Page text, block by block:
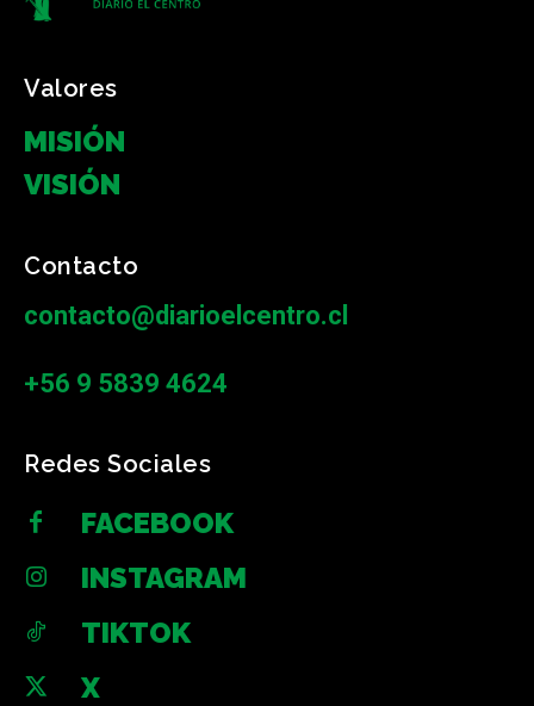
Valores
MISIÓN
VISIÓN
Contacto
contacto@diarioelcentro.cl
+56 9 5839 4624
Redes Sociales
FACEBOOK
INSTAGRAM
TIKTOK
X